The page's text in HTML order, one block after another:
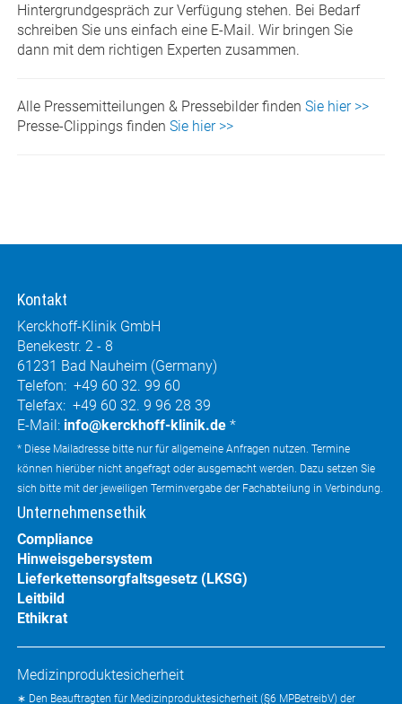
Hintergrundgespräch zur Verfügung stehen. Bei Bedarf
schreiben Sie uns einfach eine E-Mail. Wir bringen Sie
dann mit dem richtigen Experten zusammen.
Alle Pressemitteilungen & Pressebilder finden Sie hier >>
Presse-Clippings finden Sie hier >>
Kontakt
Kerckhoff-Klinik GmbH
Benekestr. 2 - 8
61231 Bad Nauheim (Germany)
Telefon: +49 60 32. 99 60
Telefax: +49 60 32. 9 96 28 39
E-Mail: info@kerckhoff-klinik.de *
* Diese Mailadresse bitte nur für allgemeine Anfragen nutzen. Termine
können hierüber nicht angefragt oder ausgemacht werden. Dazu setzen Sie
sich bitte mit der jeweiligen Terminvergabe der Fachabteilung in Verbindung.
Unternehmensethik
Compliance
Hinweisgebersystem
Lieferkettensorgfaltsgesetz (LKSG)
Leitbild
Ethikrat
Medizinproduktesicherheit
∗ Den Beauftragten für Medizinproduktesicherheit (§6 MPBetreibV) der